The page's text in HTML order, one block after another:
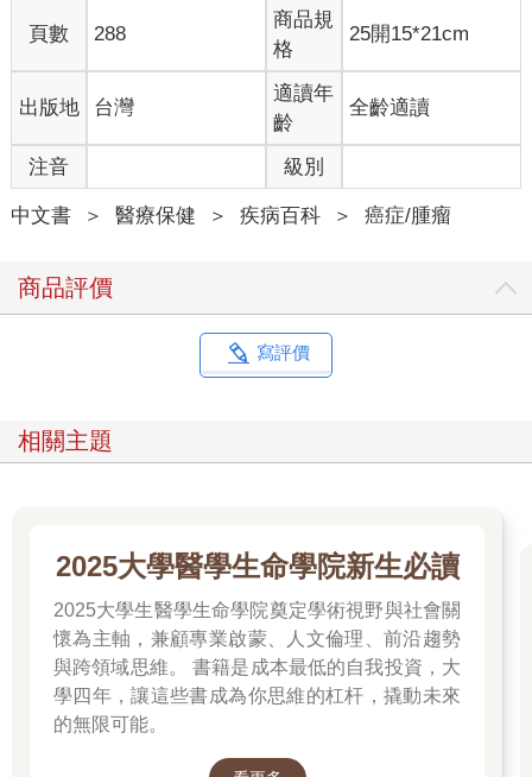
● 癌細胞怕的不一定是化療藥，有時是食物中的「一句話」
綠茶不只有助提神，大豆也不只是蛋白質來源。這些天然食材
裡，藏著一類非常特別的成分，叫做植化素
（Phytochemicals）。它們不像藥、不用高劑量，也不會強攻猛
打，卻能溫柔地對細胞說話，對核受體說：「該收手了。」像
是：
．綠茶中的兒茶素（Catechins）：能夠穩定地調控細胞生長。
．大豆裡的異黃酮（Isoflavones）：被稱作「植物雌激素」，能
．薑黃中的薑黃素（Curcumin）：經過多年研究，已被證實具抗
發炎與抑制腫瘤的效果。
這些成分除了提供身體營養補給，更像是一句句溫柔但有力的話
● 吃進營養，幫健康調頻，讓身體重新聽懂自己的語言
「失衡、混亂、發炎。」
但如果我們願意讓每一口飯、每一杯茶、每一碗湯，都多一些天
然的植物力量，就是在幫身體重新「調頻」，使細胞接收到穩
定、平衡與修復。
這是細胞層級的生物學，也就是說，從身體最基本的單位──「細
胞」來看健康與變化，關注細胞內的運作，例如發炎、氧化、
DNA（去氧核糖核酸）損傷與基因調控等。
頁數 288
商品規
格
25開15*21cm
出版地 台灣
適讀年
齡
全齡適讀
注音 級別
中文書 ＞ 醫療保健 ＞ 疾病百科 ＞ 癌症/腫瘤
商品評價
寫評價
相關主題
2025大學醫學生命學院新生必讀
2025大學生醫學生命學院奠定學術視野與社會關
懷為主軸，兼顧專業啟蒙、人文倫理、前沿趨勢
與跨領域思維。 書籍是成本最低的自我投資，大
學四年，讓這些書成為你思維的杠杆，撬動未來
的無限可能。